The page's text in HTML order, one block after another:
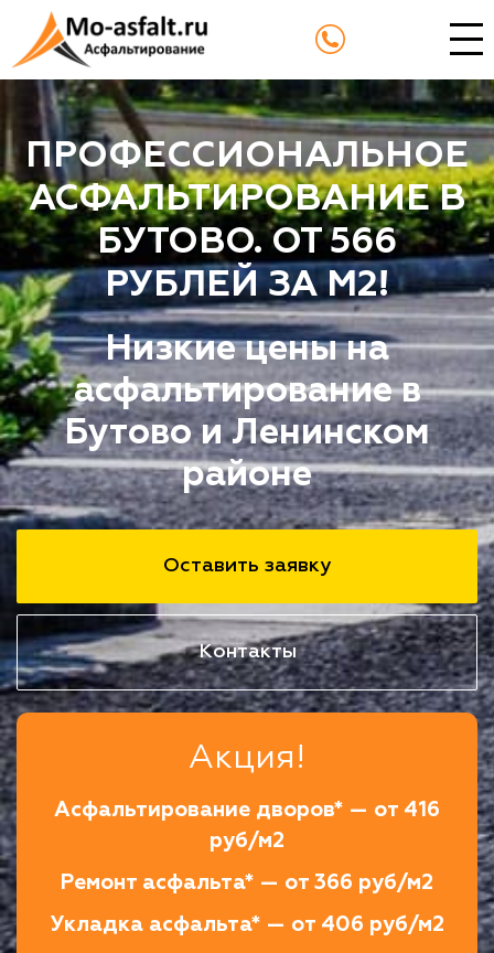
ПРОФЕССИОНАЛЬНОЕ
АСФАЛЬТИРОВАНИЕ В
БУТОВО. ОТ 566
РУБЛЕЙ ЗА М2!
Низкие цены на
асфальтирование в
Бутово и Ленинском
районе
Оставить заявку
Контакты
Акция!
Асфальтирование дворов* — от 416
руб/м2
Ремонт асфальта* — от 366 руб/м2
Укладка асфальта* — от 406 руб/м2